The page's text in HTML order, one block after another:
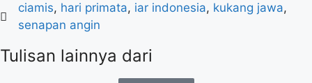
ciamis, hari primata, iar indonesia, kukang jawa,
senapan angin
Tulisan lainnya dari